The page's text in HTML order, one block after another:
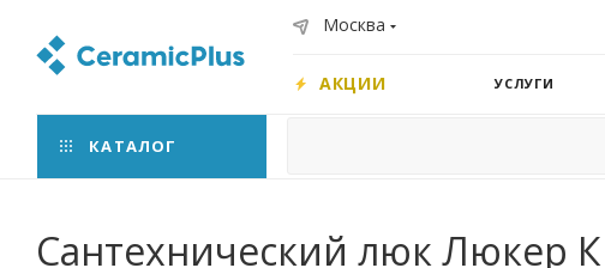
Москва
АКЦИИ УСЛУГИ
КАТАЛОГ
Сантехнический люк Люкер